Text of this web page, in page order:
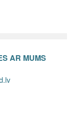
AR MUMS